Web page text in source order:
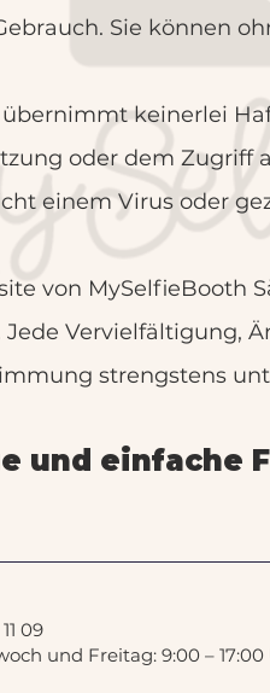
Sie können
keinerlei
oder dem Zugriff
einem Virus oder
von MySelfieBooth
Jede Vervielfältigung,
strengstens
und einfache
09
und Freitag: 9:00 – 17:00